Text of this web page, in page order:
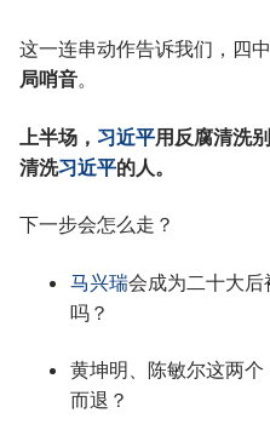
这一连串动作告诉我们，四
局哨音。
上半场， 习近平用反腐清洗
清洗习近平的人。
下一步会怎么走？
马兴瑞会成为二十大
吗？
黄坤明、陈敏尔这两
而退？